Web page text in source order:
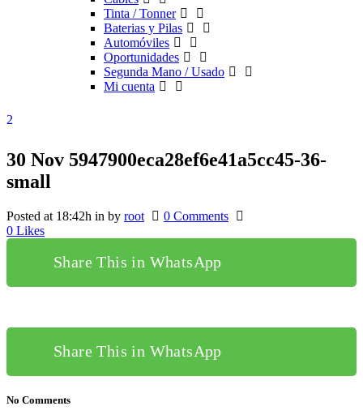
Tinta / Tonner
Baterias y Pilas
Automóviles
Oportunidades
Segunda Mano / Usado
Mi cuenta
30 Nov 5947900eca28ef6e41a5cc45-36-
small
Posted at 18:42h in by root
0 Comments
0 Likes
Share This in WhatsApp
Share This in WhatsApp
No Comments